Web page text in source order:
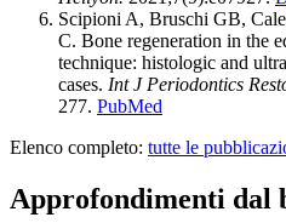
Scipioni A, Bruschi GB,
C. Bone regeneration in the
technique: histologic and
cases. Int J Periodontics
277. PubMed
Elenco completo: tutte le
Approfondimenti dal